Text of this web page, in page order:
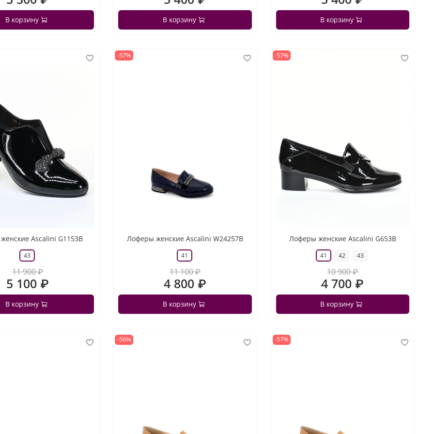
В корзину В корзину В корзину
Ascalini G1153B
43
11 900 ₽
5 100 ₽
В корзину
-57%
Лоферы женские Ascalini W24257B
41
11 100 ₽
4 800 ₽
В корзину
-57%
Лоферы женские Ascalini G653B
41 42 43
10 900 ₽
4 700 ₽
В корзину
-56% -57%